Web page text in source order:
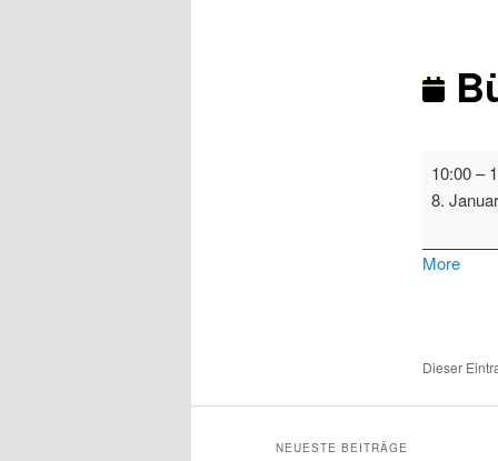
Bürgerbus
Styrum
10:00–
8.
Moreabout
Dieser
NEUESTE BEITRÄGE